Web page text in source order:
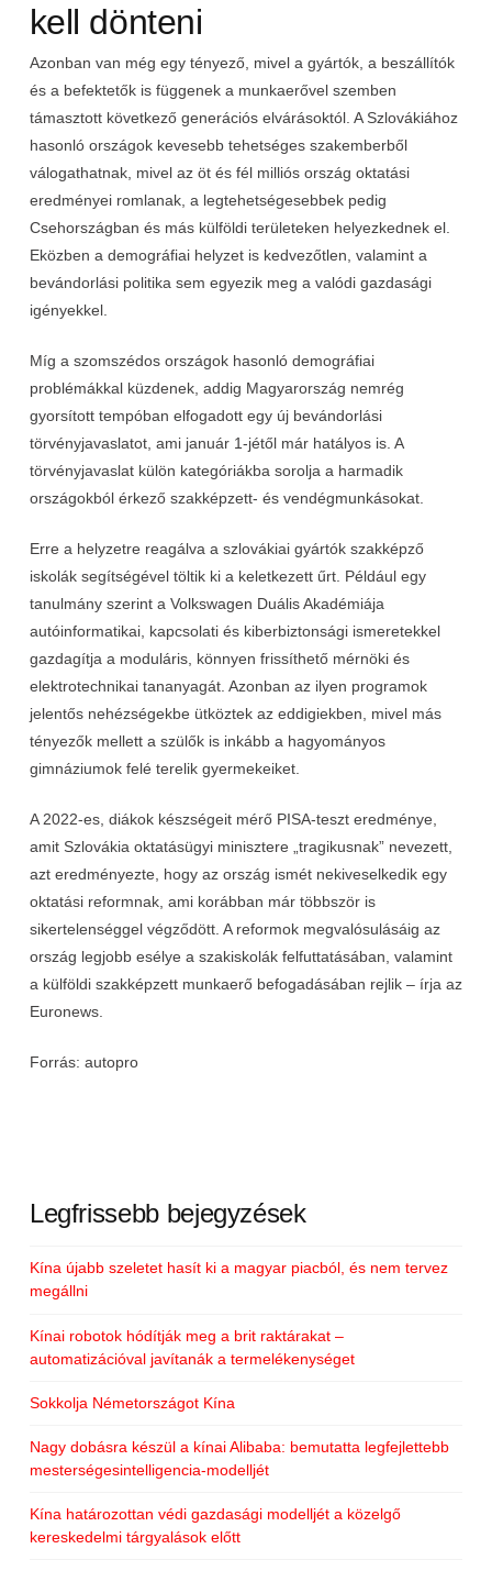
kell dönteni
Azonban van még egy tényező, mivel a gyártók, a beszállítók
és a befektetők is függenek a munkaerővel szemben
támasztott következő generációs elvárásoktól. A Szlovákiához
hasonló országok kevesebb tehetséges szakemberből
válogathatnak, mivel az öt és fél milliós ország oktatási
eredményei romlanak, a legtehetségesebbek pedig
Csehországban és más külföldi területeken helyezkednek el.
Eközben a demográfiai helyzet is kedvezőtlen, valamint a
bevándorlási politika sem egyezik meg a valódi gazdasági
igényekkel.
Míg a szomszédos országok hasonló demográfiai
problémákkal küzdenek, addig Magyarország nemrég
gyorsított tempóban elfogadott egy új bevándorlási
törvényjavaslatot, ami január 1-jétől már hatályos is. A
törvényjavaslat külön kategóriákba sorolja a harmadik
országokból érkező szakképzett- és vendégmunkásokat.
Erre a helyzetre reagálva a szlovákiai gyártók szakképző
iskolák segítségével töltik ki a keletkezett űrt. Például egy
tanulmány szerint a Volkswagen Duális Akadémiája
autóinformatikai, kapcsolati és kiberbiztonsági ismeretekkel
gazdagítja a moduláris, könnyen frissíthető mérnöki és
elektrotechnikai tananyagát. Azonban az ilyen programok
jelentős nehézségekbe ütköztek az eddigiekben, mivel más
tényezők mellett a szülők is inkább a hagyományos
gimnáziumok felé terelik gyermekeiket.
A 2022-es, diákok készségeit mérő PISA-teszt eredménye,
amit Szlovákia oktatásügyi minisztere „tragikusnak” nevezett,
azt eredményezte, hogy az ország ismét nekiveselkedik egy
oktatási reformnak, ami korábban már többször is
sikertelenséggel végződött. A reformok megvalósulásáig az
ország legjobb esélye a szakiskolák felfuttatásában, valamint
a külföldi szakképzett munkaerő befogadásában rejlik – írja az
Euronews.
Forrás: autopro
Legfrissebb bejegyzések
Kína újabb szeletet hasít ki a magyar piacból, és nem tervez
megállni
Kínai robotok hódítják meg a brit raktárakat –
automatizációval javítanák a termelékenységet
Sokkolja Németországot Kína
Nagy dobásra készül a kínai Alibaba: bemutatta legfejlettebb
mesterségesintelligencia-modelljét
Kína határozottan védi gazdasági modelljét a közelgő
kereskedelmi tárgyalások előtt